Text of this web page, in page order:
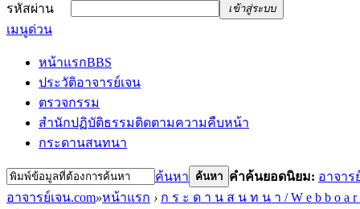
รหัสผ่าน
เข้าสู่ระบบ
เมนูด่วน
หน้าแรกBBS
ประวัติอาจารย์เจน
ตรวจกรรม
สำนักปฏิบัติธรรมติดตามความคืบหน้า
กระดานสนทนา
ค้นหา ค้นหา คำค้นยอดนิยม: อาจาร
อาจารย์เจน.com»หน้าแรก › ก ร ะ ด า น ส น ท น า / W e b b o a r